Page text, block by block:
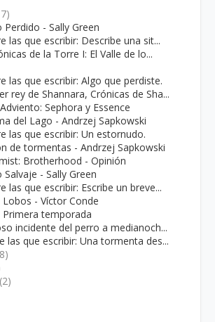
Perdido - Sally Green
las que escribir: Describe una sit...
de la Torre I: El Valle de lo...
las que escribir: Algo que perdiste.
rey de Shannara, Crónicas de Sha...
Sephora y Essence
del Lago - Andrzej Sapkowski
las que escribir: Un estornudo.
de tormentas - Andrzej Sapkowski
Brotherhood - Opinión
Salvaje - Sally Green
las que escribir: Escribe un breve...
Lobos - Víctor Conde
Primera temporada
incidente del perro a medianoch...
las que escribir: Una tormenta des...
(2)